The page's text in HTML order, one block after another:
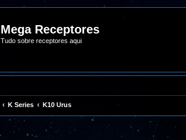
Mega Receptores
Tudo sobre receptores aqui
K Series K10 Urus